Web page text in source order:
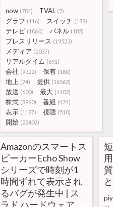
now (704) TVAL (7)
グラフ (116) スイッチ (188)
テレビ (1064) パネル (185)
プレスリリース (19523)
メディア (2037)
リアルタイム (691)
会社 (9322) 保有 (180)
地上 (74) 提供 (16563)
放送 (600) 最大 (1102)
株式 (8960) 番組 (424)
表示 (1187) 視聴 (510)
開始 (22402)
Amazonのスマートス
ピーカーEcho Show
シリーズで時刻が1
時間ずれて表示され
るバグが発生中 | ス
ラド ハードウェア